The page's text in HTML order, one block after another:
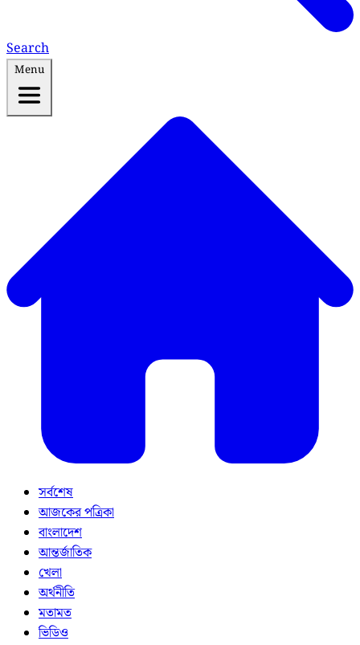
Search
Menu
সর্বশেষ
আজকের পত্রিকা
বাংলাদেশ
আন্তর্জাতিক
খেলা
অর্থনীতি
মতামত
ভিডিও